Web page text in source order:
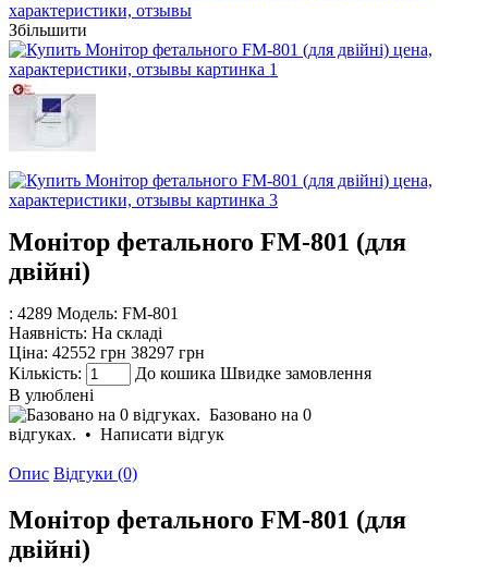
Збільшити
Монітор фетального FM-801 (для
двійні)
: 4289 Модель: FM-801
Наявність: На складі
Ціна: 42552 грн 38297 грн
Кількість:
До кошика Швидке замовлення
В улюблені
Базовано на 0
відгуках. • Написати відгук
Опис Відгуки (0)
Монітор фетального FM-801 (для
двійні)